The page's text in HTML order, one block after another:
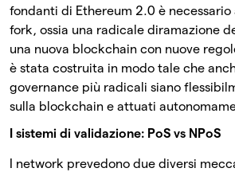
fondanti di Ethereum 2.0 è necessario
fork, ossia una radicale diramazione
una nuova blockchain con nuove
è stata costruita in modo tale che
governance più radicali siano
sulla blockchain e attuati
I sistemi di validazione: PoS vs NPoS
I network prevedono due diversi